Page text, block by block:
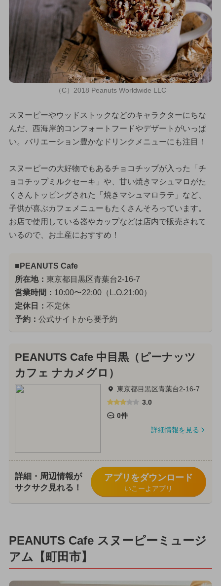
（C）2018 Peanuts Worldwide LLC
スヌーピーやウッドストックなどのキャラクターにちな
んだ、西海岸的コンフォートフードやデザートがいっぱ
い。バリエーション豊かなドリンクメニューにも注目！
スヌーピーの大好物でもあるチョコチップが入った「チ
ョコチップミルクセーキ」や、甘い焼きマシュマロがた
くさんトッピングされた「焼きマシュマロラテ」など、
子供が喜ぶカフェメニューもたくさんそろっています。
お店で使用している器やカップなどは店内で販売されて
いるので、お土産におすすめ！
■PEANUTS Cafe
所在地： 東京都目黒区青葉台2-16-7
営業時間： 10:00〜22:00（L.O.21:00）
定休日： 不定休
予約： 公式サイトから要予約
PEANUTS Cafe 中目黒（ピーナッツ
カフェ ナカメグロ）
東京都目黒区青葉台2-16-7
3.0
0件
詳細情報を見る
詳細・周辺情報が
サクサク見れる！
アプリをダウンロード
いこーよアプリ
PEANUTS Cafe スヌーピーミュージ
アム【町田市】